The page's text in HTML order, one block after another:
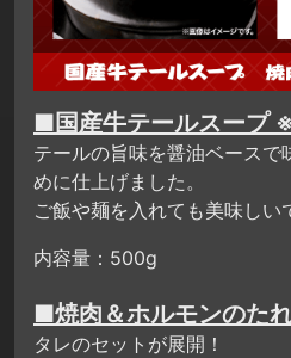
■国産牛テールスープ
テールの旨味を醤油ベースで
めに仕上げました。
ご飯や麺を入れても美味しい
内容量：500g
■焼肉＆ホルモンのた
タレのセットが展開！